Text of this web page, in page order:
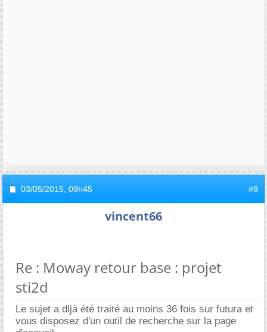
03/05/2015, 09h45 #8
vincent66
Re : Moway retour base : projet
sti2d
Le sujet a dljà été traité au moins 36 fois sur futura et
vous disposez d'un outil de recherche sur la page